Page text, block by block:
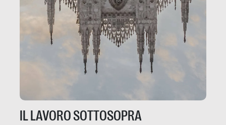
IL LAVORO SOTTOSOPRA